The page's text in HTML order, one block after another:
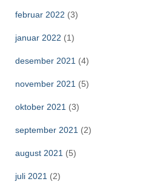
februar 2022 (3)
januar 2022 (1)
desember 2021 (4)
november 2021 (5)
oktober 2021 (3)
september 2021 (2)
august 2021 (5)
juli 2021 (2)